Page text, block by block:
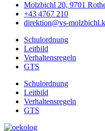
Molzbichl 20, 9701
+43 4767 210
direktion@vs-
Schulordnung
Leitbild
Verhaltensregeln
GTS
Schulordnung
Leitbild
Verhaltensregeln
GTS